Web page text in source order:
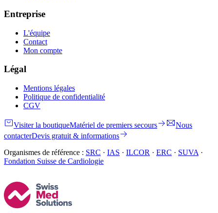
Entreprise
L'équipe
Contact
Mon compte
Légal
Mentions légales
Politique de confidentialité
CGV
Visiter la boutiqueMatériel de premiers secours
Nous
contacterDevis gratuit & informations
Organismes de référence : SRC · IAS · ILCOR · ERC · SUVA ·
Fondation Suisse de Cardiologie